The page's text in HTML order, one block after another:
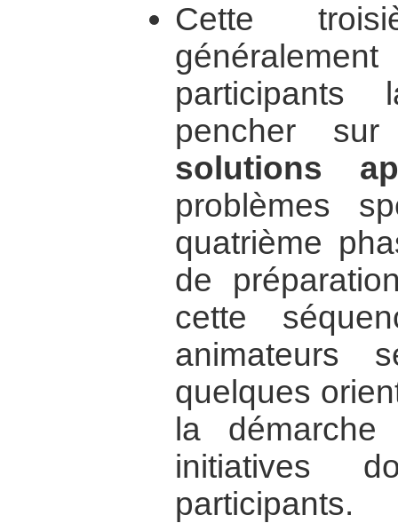
Cette
pencher
solutions
problèmes
quatrième
de
cette
animateurs
quelques
la
initiatives
participants.